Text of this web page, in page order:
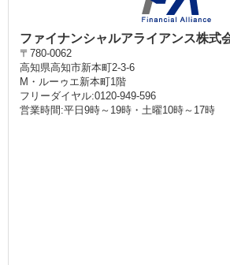
ファイナンシャルアライアンス株
〒780-0062
高知県高知市新本町2-3-6
M・ルーゥエ新本町1階
フリーダイヤル:0120-949-596
営業時間:平日9時～19時・土曜10時～17時